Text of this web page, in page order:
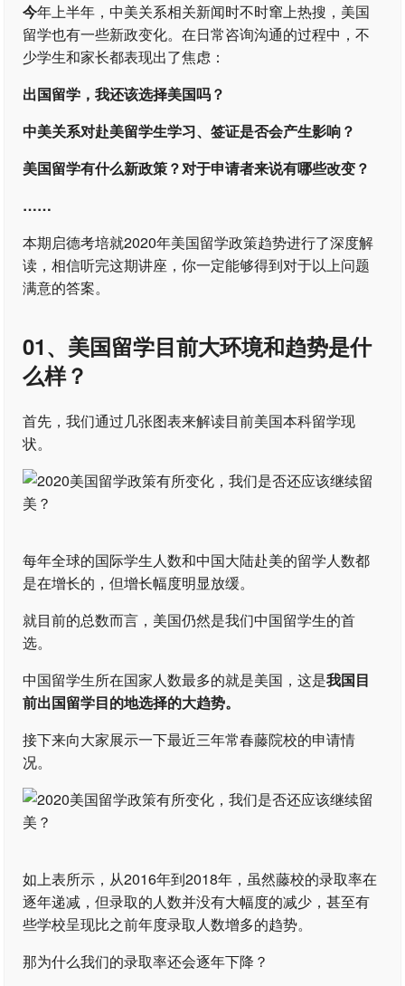
今年上半年，中美关系相关新闻时不时窜上热搜，美国
留学也有一些新政变化。在日常咨询沟通的过程中，不
少学生和家长都表现出了焦虑：
出国留学，我还该选择美国吗？
中美关系对赴美留学生学习、签证是否会产生影响？
美国留学有什么新政策？对于申请者来说有哪些改变？
……
本期启德考培就2020年美国留学政策趋势进行了深度解
读，相信听完这期讲座，你一定能够得到对于以上问题
满意的答案。
01、美国留学目前大环境和趋势是什
么样？
首先，我们通过几张图表来解读目前美国本科留学现
状。
每年全球的国际学生人数和中国大陆赴美的留学人数都
是在增长的，但增长幅度明显放缓。
就目前的总数而言，美国仍然是我们中国留学生的首
选。
中国留学生所在国家人数最多的就是美国，这是我国目
前出国留学目的地选择的大趋势。
接下来向大家展示一下最近三年常春藤院校的申请情
况。
如上表所示，从2016年到2018年，虽然藤校的录取率在
逐年递减，但录取的人数并没有大幅度的减少，甚至有
些学校呈现比之前年度录取人数增多的趋势。
那为什么我们的录取率还会逐年下降？